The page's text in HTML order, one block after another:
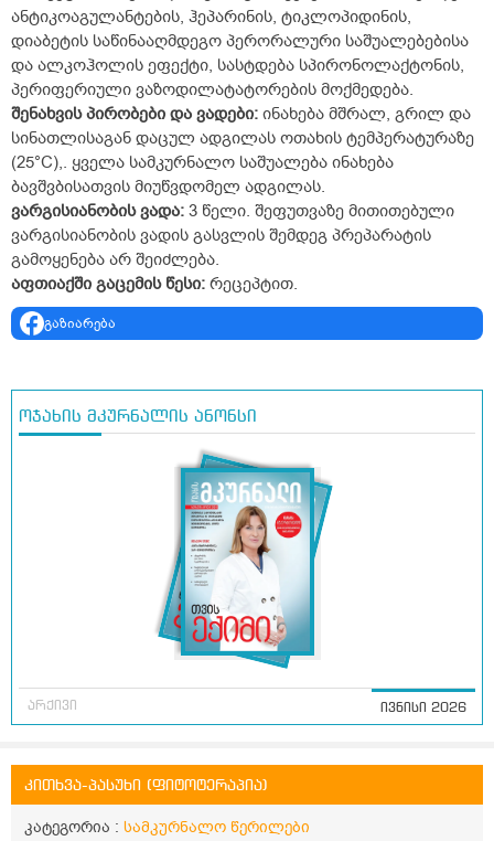
ანტიკოაგულანტების, ჰეპარინის, ტიკლოპიდინის,
დიაბეტის საწინააღმდეგო პერორალური საშუალებებისა
და ალკოჰოლის ეფექტი, სასტდება სპირონოლაქტონის,
პერიფერიული ვაზოდილატატორების მოქმედება.
შენახვის პირობები და ვადები: ინახება მშრალ, გრილ და
სინათლისაგან დაცულ ადგილას ოთახის ტემპერატურაზე
(25°C),. ყველა სამკურნალო საშუალება ინახება
ბავშვბისათვის მიუწვდომელ ადგილას.
ვარგისიანობის ვადა: 3 წელი. შეფუთვაზე მითითებული
ვარგისიანობის ვადის გასვლის შემდეგ პრეპარატის
გამოყენება არ შეიძლება.
აფთიაქში გაცემის წესი: რეცეპტით.
გაზიარება
ოჯახის მკურნალის ანონსი
არქივი ივნისი 2026
კითხვა-პასუხი (ფიტოტერაპია)
კატეგორია : სამკურნალო წერილები